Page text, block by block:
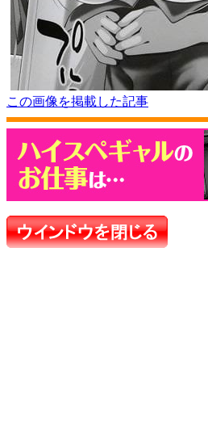
この画像を掲載した記事